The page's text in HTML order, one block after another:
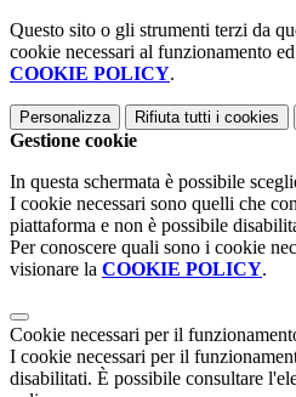
Questo sito o gli strumenti terzi da
cookie necessari al funzionamento
COOKIE POLICY.
Personalizza Rifiuta tutti i cookies
Gestione cookie
In questa schermata è possibile
I cookie necessari sono quelli che
piattaforma e non è possibile
Per conoscere quali sono i cookie
visionare la COOKIE POLICY.
Cookie necessari per il
I cookie necessari per il
disabilitati. È possibile consultare